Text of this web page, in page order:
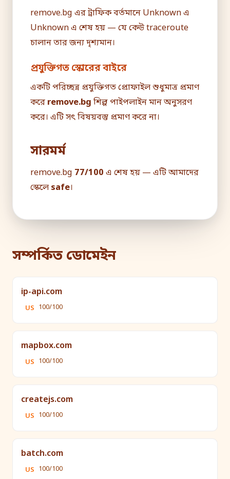
remove.bg এর ট্রাফিক বর্তমানে Unknown এ
Unknown এ শেষ হয় — যে কেউ traceroute
চালান তার জন্য দৃশ্যমান।
প্রযুক্তিগত স্কোরের বাইরে
একটি পরিচ্ছন্ন প্রযুক্তিগত প্রোফাইল শুধুমাত্র প্রমাণ
করে remove.bg শিল্প পাইপলাইন মান অনুসরণ
করে। এটি সৎ বিষয়বস্তু প্রমাণ করে না।
সারমর্ম
remove.bg 77/100 এ শেষ হয় — এটি আমাদের
স্কেলে safe।
সম্পর্কিত ডোমেইন
ip-api.com
US 100/100
mapbox.com
US 100/100
createjs.com
US 100/100
batch.com
US 100/100